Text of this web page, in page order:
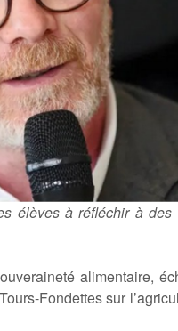
élèves à réfléchir à
alimentaire,
Fondettes sur